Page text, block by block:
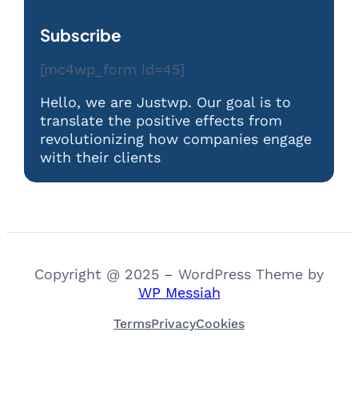
Subscribe
[mc4wp_form id=45]
Hello, we are Justwp. Our goal is to
translate the positive effects from
revolutionizing how companies engage
with their clients
Copyright @ 2025 – WordPress Theme by
WP Messiah
TermsPrivacyCookies